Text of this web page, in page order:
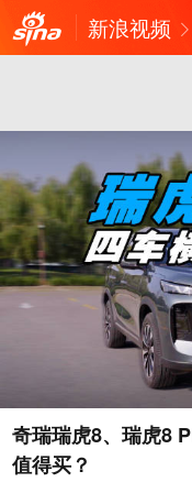
新浪视频
奇瑞瑞虎8、瑞虎8